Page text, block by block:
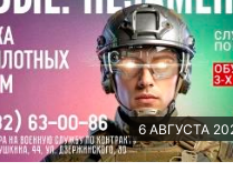
6 АВГУСТА